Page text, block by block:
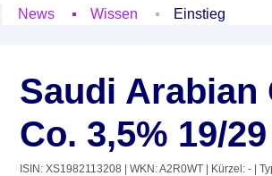
News
Wissen Einstieg
Saudi Arabian
Co. 3,5% 19/29
ISIN: XS1982113208 | WKN: A2R0WT | Kürzel: - |